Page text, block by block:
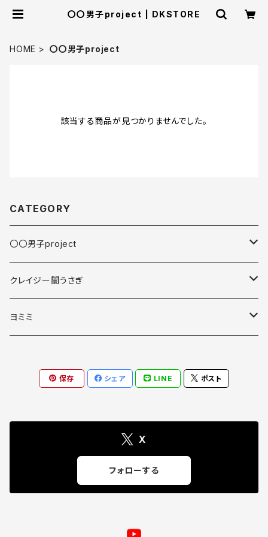
〇〇男子project | DKSTORE
HOME 〇〇男子project
該当する商品が見つかりませんでした。
CATEGORY
〇〇男子project
缶バッジ
スマホアクセサリ
クレイジー闇うさぎ
スマホアクセサリ
マグカップ
ヨミミ
アクリルキーホルダー
保存 シェア LINE ポスト
X
フォローする